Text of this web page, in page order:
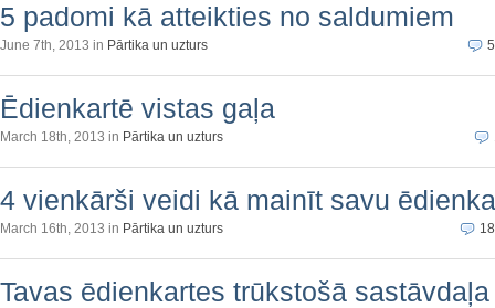
5 padomi kā atteikties no saldumiem
June 7th, 2013 in Pārtika un uzturs
Ēdienkartē vistas gaļa
March 18th, 2013 in Pārtika un uzturs
4 vienkārši veidi kā mainīt savu
March 16th, 2013 in Pārtika un uzturs
Tavas ēdienkartes trūkstošā sastāvdaļa